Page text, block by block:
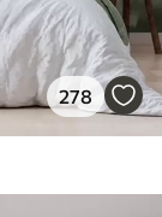
278